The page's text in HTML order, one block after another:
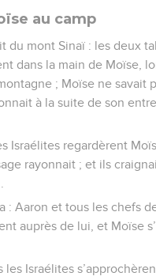
au camp
du mont Sinaï : les deux
dans la main de Moïse,
; Moïse ne savait
à la suite de son
Israélites regardèrent
rayonnait ; et ils
: Aaron et tous les chefs
auprès de lui, et Moïse
les Israélites